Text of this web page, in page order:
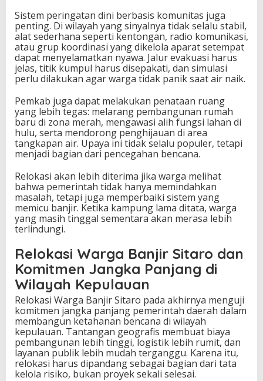
Sistem peringatan dini berbasis komunitas juga
penting. Di wilayah yang sinyalnya tidak selalu stabil,
alat sederhana seperti kentongan, radio komunikasi,
atau grup koordinasi yang dikelola aparat setempat
dapat menyelamatkan nyawa. Jalur evakuasi harus
jelas, titik kumpul harus disepakati, dan simulasi
perlu dilakukan agar warga tidak panik saat air naik.
Pemkab juga dapat melakukan penataan ruang
yang lebih tegas: melarang pembangunan rumah
baru di zona merah, mengawasi alih fungsi lahan di
hulu, serta mendorong penghijauan di area
tangkapan air. Upaya ini tidak selalu populer, tetapi
menjadi bagian dari pencegahan bencana.
Relokasi akan lebih diterima jika warga melihat
bahwa pemerintah tidak hanya memindahkan
masalah, tetapi juga memperbaiki sistem yang
memicu banjir. Ketika kampung lama ditata, warga
yang masih tinggal sementara akan merasa lebih
terlindungi.
Relokasi Warga Banjir Sitaro dan
Komitmen Jangka Panjang di
Wilayah Kepulauan
Relokasi Warga Banjir Sitaro pada akhirnya menguji
komitmen jangka panjang pemerintah daerah dalam
membangun ketahanan bencana di wilayah
kepulauan. Tantangan geografis membuat biaya
pembangunan lebih tinggi, logistik lebih rumit, dan
layanan publik lebih mudah terganggu. Karena itu,
relokasi harus dipandang sebagai bagian dari tata
kelola risiko, bukan proyek sekali selesai.